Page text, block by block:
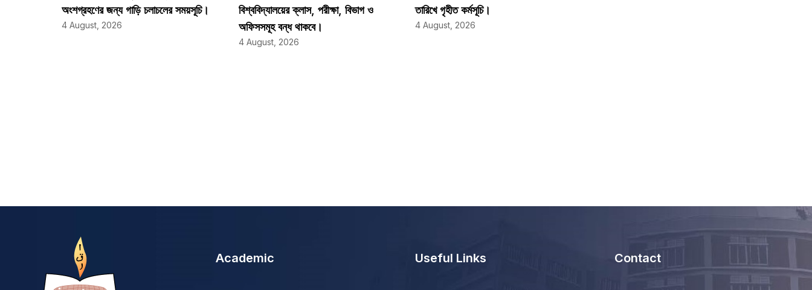
অংশগ্রহণের জন্য গাড়ি চলাচলের সময়সূচি।
4 August, 2026
বিশ্ববিদ্যালয়ের ক্লাস, পরীক্ষা, বিভাগ ও
অফিসসমূহ বন্ধ থাকবে।
4 August, 2026
তারিখে গৃহীত কর্মসূচি।
4 August, 2026
Academic Useful Links Contact